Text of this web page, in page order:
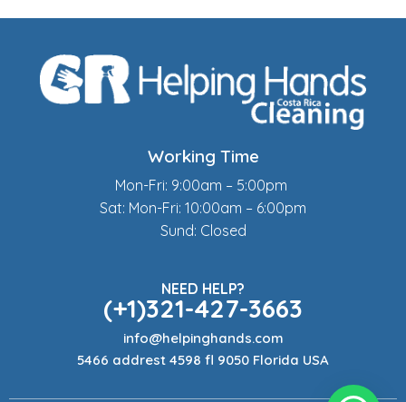
Working Time
Mon-Fri: 9:00am – 5:00pm
Sat: Mon-Fri: 10:00am – 6:00pm
Sund: Closed
NEED HELP?
(+1)321-427-3663
info@helpinghands.com
5466 addrest 4598 fl 9050 Florida USA